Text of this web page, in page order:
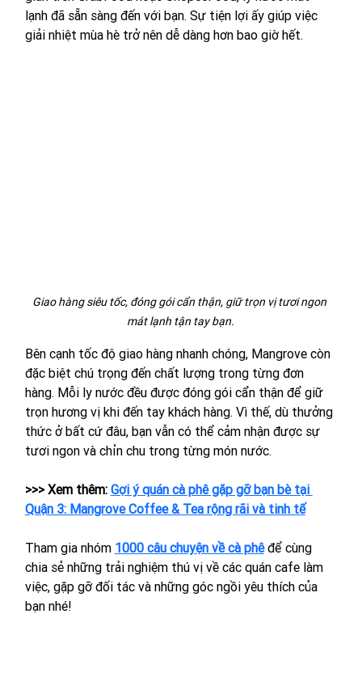
lạnh đã sẵn sàng đến với bạn. Sự tiện lợi ấy giúp việc
giải nhiệt mùa hè trở nên dễ dàng hơn bao giờ hết.
Giao hàng siêu tốc, đóng gói cẩn thận, giữ trọn vị tươi ngon
mát lạnh tận tay bạn.
Bên cạnh tốc độ giao hàng nhanh chóng, Mangrove còn
đặc biệt chú trọng đến chất lượng trong từng đơn
hàng. Mỗi ly nước đều được đóng gói cẩn thận để giữ
trọn hương vị khi đến tay khách hàng. Vì thế, dù thưởng
thức ở bất cứ đâu, bạn vẫn có thể cảm nhận được sự
tươi ngon và chỉn chu trong từng món nước.
>>> Xem thêm: Gợi ý quán cà phê gặp gỡ bạn bè tại
Quận 3: Mangrove Coffee & Tea rộng rãi và tinh tế
Tham gia nhóm 1000 câu chuyện về cà phê để cùng
chia sẻ những trải nghiệm thú vị về các quán cafe làm
việc, gặp gỡ đối tác và những góc ngồi yêu thích của
bạn nhé!